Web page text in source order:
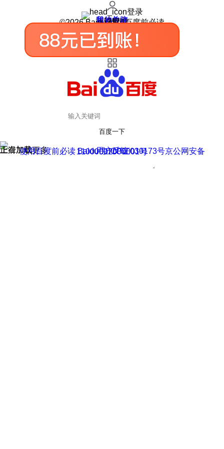
登录
我的关注
我的收藏
皮肤中心
用户反馈
设置
©2026 Baidu 使用百度前必读
百度一下
正在加载
上滑加载更多 用户反馈
使用百度前必读 Baidu 京ICP证030173号
京公网安备11000002000001号